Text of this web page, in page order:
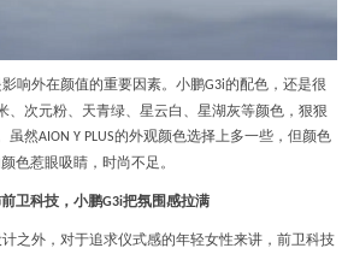
响外在颜值的重要因素。小鹏G3i的配色，还是很
、次元粉、天青绿、星云白、星湖灰等颜色，狠狠
虽然AION Y PLUS的外观颜色选择上多一些，但颜色
色惹眼吸睛，时尚不足。
卫科技，小鹏G3i把氛围感拉满
之外，对于追求仪式感的年轻女性来讲，前卫科技